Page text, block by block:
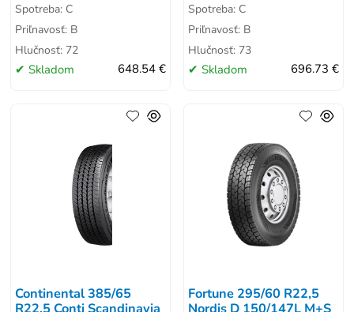
Spotreba: C
Priľnavosť: B
Hlučnosť: 72
Skladom 648.54 €
Spotreba: C
Priľnavosť: B
Hlučnosť: 73
Skladom 696.73 €
Continental 385/65
R22,5 Conti Scandinavia
Fortune 295/60 R22,5
Nordis D 150/147L M+S